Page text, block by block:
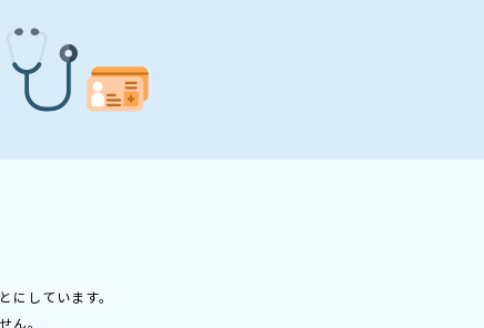
しています。
ん。